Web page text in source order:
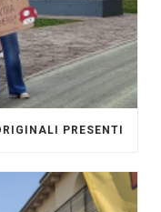
PRESENTI